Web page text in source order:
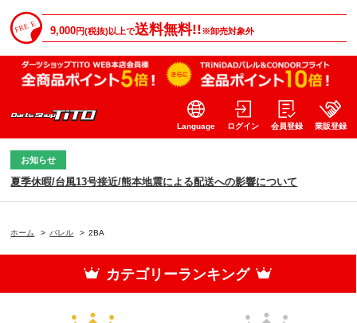
9,000円(税抜)以上で送料無料!!※卸売対象外
Language ログイン 会員登録 業販登録
お知らせ
夏季休暇/台風13号接近/熊本地震による配送への影響について
ホーム > バレル > 2BA
カテゴリーランキング